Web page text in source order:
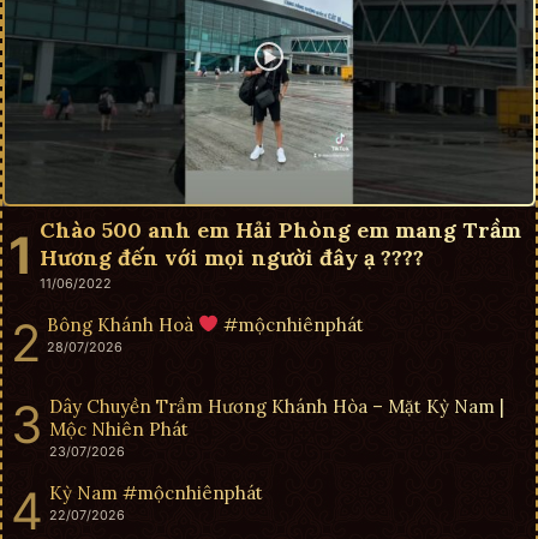
Chào 500 anh em Hải Phòng em mang Trầm
Hương đến với mọi người đây ạ ????
11/06/2022
Bông Khánh Hoà #mộcnhiênphát
28/07/2026
Dây Chuyền Trầm Hương Khánh Hòa – Mặt Kỳ Nam |
Mộc Nhiên Phát
23/07/2026
Kỳ Nam #mộcnhiênphát
22/07/2026